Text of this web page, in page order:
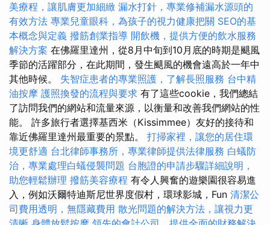
美療程，讓肌膚更加細緻 漏水打針，專業修補漏水源頭的
有效方法 專業兒童眼科，為孩子的視力健康把關 SEO的基
本概念與定義 撥筋創業指導 開飲機，提供方便的飲水服務
解決方案 在佛羅里達州，從8月中旬到10月底的時期是颶風
季節的活躍部分，在此期間，發生颶風的機會遠高於一年中
其他時候。 失智症患者的專業照護，了解長照服務 台中精
油按摩 護照換發的流程與要求 有了這些cookie，我們總結
了訪問我們的網站和流量來源，以衡量和改善我們網站的性
能。 許多旅行者選擇基西米（Kissimmee）友好的接待和
靠近佛羅里達州最重要的景點。 打掃家裡，讓您的居住環
境更舒適 台北律師事務所，專業律師提供法律服務 白蟻防
治，專業處理白蟻侵襲問題 台胞證的申請步驟詳細說明，
助您輕鬆辦理 撥筋美容療程 有令人興奮的遊樂園很容易進
入，例如沃爾特迪斯尼世界度假村，環球影城，Fun 清潔公
司費用透明，無隱藏費用 散光問題的解決方法，讓視力更